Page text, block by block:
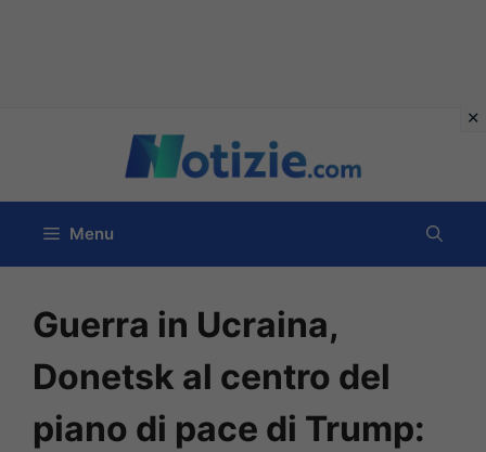
contenuto
Menu
Guerra in Ucraina,
Donetsk al centro del
piano di pace di Trump: